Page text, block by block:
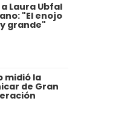
Laura Ubfal
"El enojo
grande"
midió la
de Gran